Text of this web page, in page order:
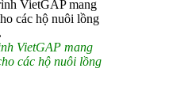
VietGAP mang
các hộ nuôi lồng